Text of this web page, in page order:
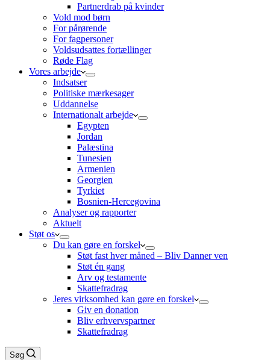
Partnerdrab på kvinder
Vold mod børn
For pårørende
For fagpersoner
Voldsudsattes fortællinger
Røde Flag
Vores arbejde
Indsatser
Politiske mærkesager
Uddannelse
Internationalt arbejde
Egypten
Jordan
Palæstina
Tunesien
Armenien
Georgien
Tyrkiet
Bosnien-Hercegovina
Analyser og rapporter
Aktuelt
Støt os
Du kan gøre en forskel
Støt fast hver måned – Bliv Danner ven
Støt én gang
Arv og testamente
Skattefradrag
Jeres virksomhed kan gøre en forskel
Giv en donation
Bliv erhvervspartner
Skattefradrag
Søg